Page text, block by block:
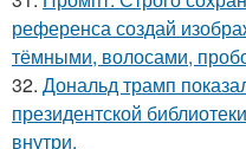
референса создай
тёмными, волосами,
32. Дональд трамп
президентской
внутри.